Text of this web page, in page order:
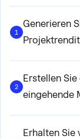
1
Generieren
2
Erstellen
eingehende
Erhalten Sie